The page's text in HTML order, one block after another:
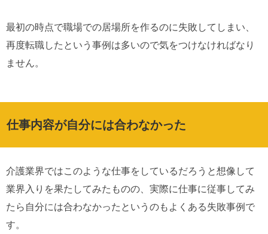
最初の時点で職場での居場所を作るのに失敗してしまい、
再度転職したという事例は多いので気をつけなければなり
ません。
仕事内容が自分には合わなかった
介護業界ではこのような仕事をしているだろうと想像して
業界入りを果たしてみたものの、実際に仕事に従事してみ
たら自分には合わなかったというのもよくある失敗事例で
す。